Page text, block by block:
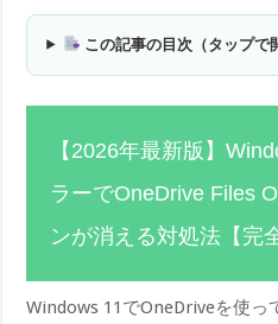
この記事の目次（タップで
【2026年最新版】
ラーでOneDrive Files
ンが消える対処法【完
Windows 11でOneDriveを使っ